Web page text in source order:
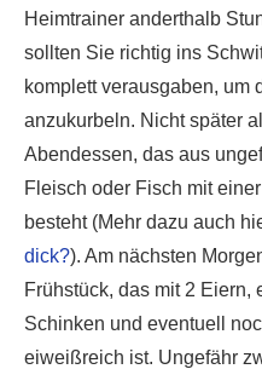
Heimtrainer anderthalb
sollten Sie richtig ins
komplett verausgaben, um
anzukurbeln. Nicht später
Abendessen, das aus
Fleisch oder Fisch mit
besteht (Mehr dazu auch
dick?). Am nächsten
Frühstück, das mit 2 Eiern,
Schinken und eventuell
eiweißreich ist. Ungefähr